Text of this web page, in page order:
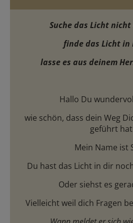
Suche das Licht nicht
finde das Licht in
lasse es aus deinem
Hallo Du
wie schön, dass dein Weg
geführt
Mein Name ist
Du hast das Licht in dir
Oder siehst es
Vielleicht weil dich Fragen